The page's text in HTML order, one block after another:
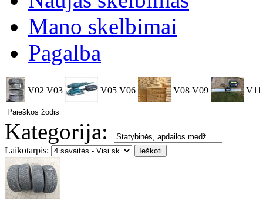
Mano skelbimai
Pagalba
V02 V03 V05 V06 V08 V09 V11
Kategorija:
Laikotarpis: